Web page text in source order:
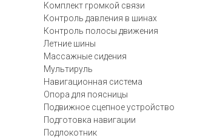
Комплект громкой связи
Контроль давления в шинах
Контроль полосы движения
Летние шины
Массажные сидения
Мультируль
Навигационная система
Опора для поясницы
Подвижное сцепное устройство
Подготовка навигации
Подлокотник